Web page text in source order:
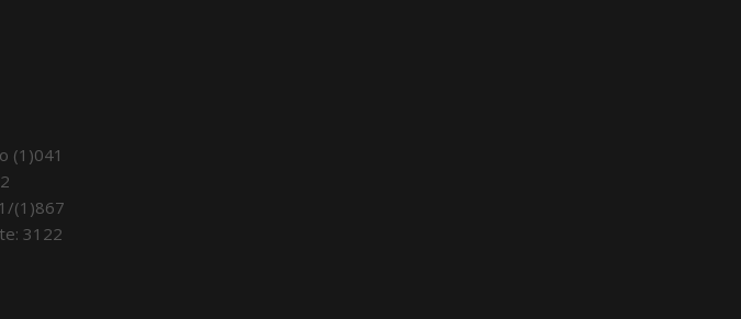
(1)041
(1)867
3122